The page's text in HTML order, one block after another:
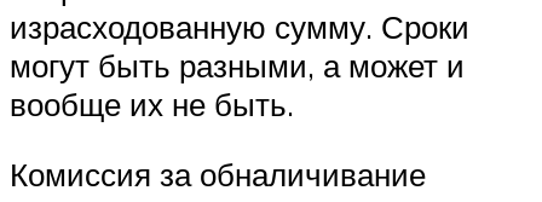
израсходованную сумму. Сроки
могут быть разными, а может и
вообще их не быть.
Комиссия за обналичивание